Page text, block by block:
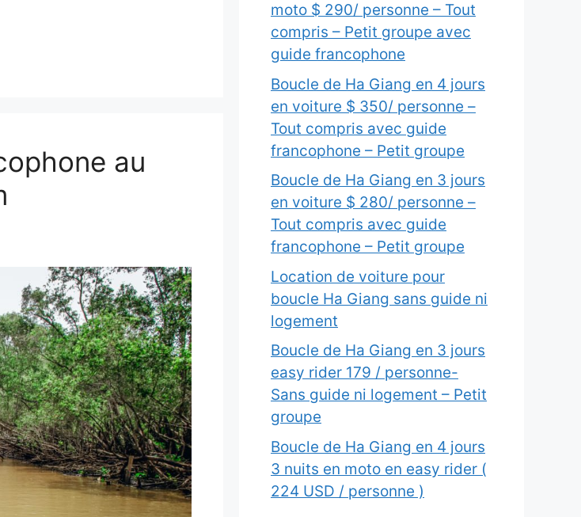
au
moto $ 290/ personne – Tout
compris – Petit groupe avec
guide francophone
Boucle de Ha Giang en 4 jours
en voiture $ 350/ personne –
Tout compris avec guide
francophone – Petit groupe
Boucle de Ha Giang en 3 jours
en voiture $ 280/ personne –
Tout compris avec guide
francophone – Petit groupe
Location de voiture pour
boucle Ha Giang sans guide ni
logement
Boucle de Ha Giang en 3 jours
easy rider 179 / personne-
Sans guide ni logement – Petit
groupe
Boucle de Ha Giang en 4 jours
3 nuits en moto en easy rider (
224 USD / personne )